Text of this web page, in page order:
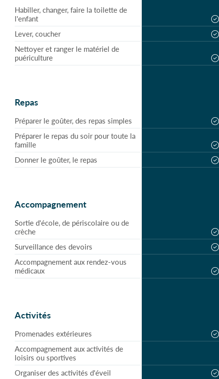
Habiller, changer, faire la toilette de
l'enfant
Lever, coucher
Nettoyer et ranger le matériel de
puériculture
Repas
Préparer le goûter, des repas simples
Préparer le repas du soir pour toute la
famille
Donner le goûter, le repas
Accompagnement
Sortie d'école, de périscolaire ou de
crèche
Surveillance des devoirs
Accompagnement aux rendez-vous
médicaux
Activités
Promenades extérieures
Accompagnement aux activités de
loisirs ou sportives
Organiser des activités d'éveil